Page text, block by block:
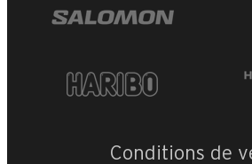
Conditions de